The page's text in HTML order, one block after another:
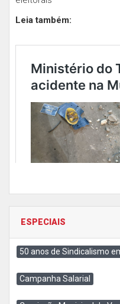
Leia também:
ESPECIAIS
50 anos de Sindicalismo
Campanha Salarial